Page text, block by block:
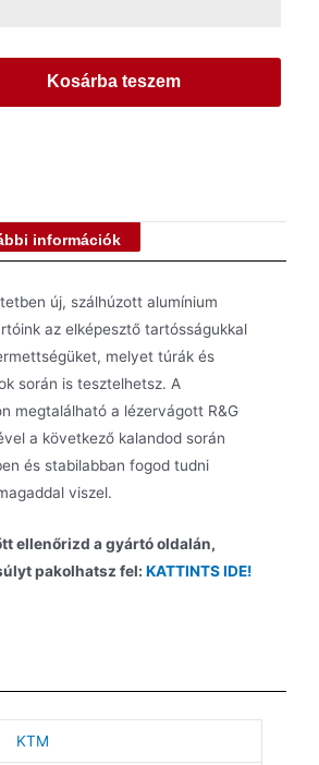
Kosárba teszem
információk
új, szálhúzott alumínium
az elképesztő tartósságukkal
melyet túrák és
során is tesztelhetsz. A
megtalálható a lézervágott R&G
a következő kalandod során
és stabilabban fogod tudni
viszel.
ellenőrizd a gyártó oldalán,
pakolhatsz fel: KATTINTS IDE!
KTM